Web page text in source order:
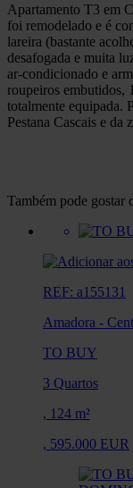
Apartamento T3 em
foi remodelado e é
lareira (bastante
desafogada e muita
ar-condicionado e
roupeiros embutidos,
totalmente equipada.
Pestana Cascais e
Também pode gostar
REF: a155131
Amadora -
TO BUY
3 Quartos
, 124 m²
, 595.000 EUR